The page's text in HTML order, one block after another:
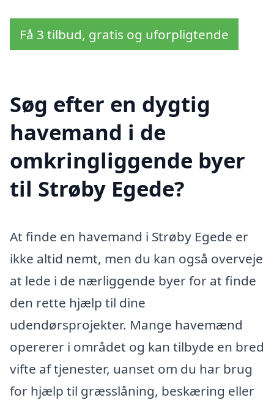
Få 3 tilbud, gratis og uforpligtende
Søg efter en dygtig
havemand i de
omkringliggende byer
til Strøby Egede?
At finde en havemand i Strøby Egede er
ikke altid nemt, men du kan også overveje
at lede i de nærliggende byer for at finde
den rette hjælp til dine
udendørsprojekter. Mange havemænd
opererer i området og kan tilbyde en bred
vifte af tjenester, uanset om du har brug
for hjælp til græsslåning, beskæring eller